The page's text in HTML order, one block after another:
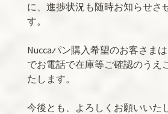
に、進捗状況も随時お知らせさ
す。
Nuccaパン購入希望のお客さまは
でお電話で在庫等ご確認のうえ
たします。
今後とも、よろしくお願いいた